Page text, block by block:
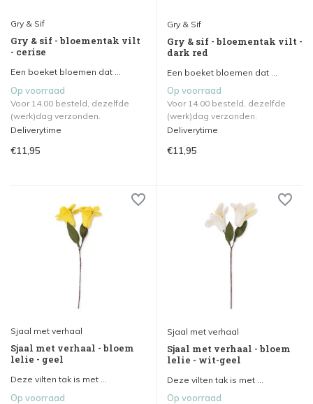
Gry & Sif
Gry & sif - bloementak vilt
- cerise
Een boeket bloemen dat ...
Op voorraad
Voor 14.00 besteld, dezelfde
(werk)dag verzonden.
Deliverytime
€11,95
Gry & Sif
Gry & sif - bloementak vilt -
dark red
Een boeket bloemen dat ...
Op voorraad
Voor 14.00 besteld, dezelfde
(werk)dag verzonden.
Deliverytime
€11,95
Sjaal met verhaal
Sjaal met verhaal - bloem
lelie - geel
Deze vilten tak is met ...
Op voorraad
Sjaal met verhaal
Sjaal met verhaal - bloem
lelie - wit-geel
Deze vilten tak is met ...
Op voorraad